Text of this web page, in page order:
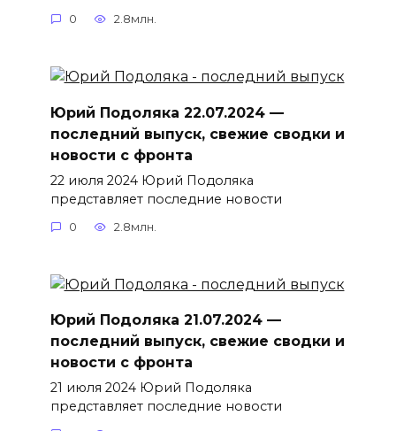
0 2.8млн.
Юрий Подоляка 22.07.2024 —
последний выпуск, свежие сводки и
новости с фронта
22 июля 2024 Юрий Подоляка
представляет последние новости
0 2.8млн.
Юрий Подоляка 21.07.2024 —
последний выпуск, свежие сводки и
новости с фронта
21 июля 2024 Юрий Подоляка
представляет последние новости